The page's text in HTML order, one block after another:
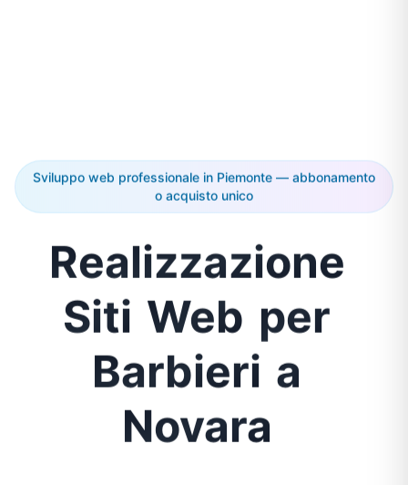
Sviluppo web professionale in Piemonte — abbonamento
o acquisto unico
Realizzazione
Siti Web per
Barbieri a
Novara